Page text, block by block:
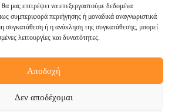
θα μας επιτρέψει να επεξεργαστούμε δεδομένα
συμπεριφορά περιήγησης ή μοναδικά αναγνωριστικά
συγκατάθεση ή η ανάκληση της συγκατάθεσης, μπορεί
λειτουργίες και δυνατότητες.
Αποδοχή
Δεν αποδέχομαι